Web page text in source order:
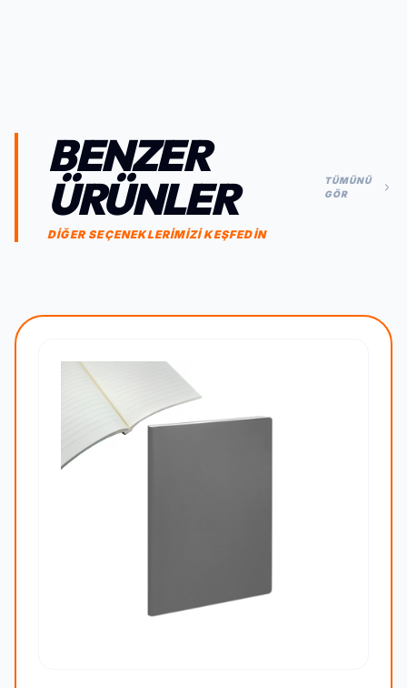
BENZER
ÜRÜNLER
DİĞER SEÇENEKLERİMİZİ KEŞFEDİN
TÜMÜNÜ
GÖR